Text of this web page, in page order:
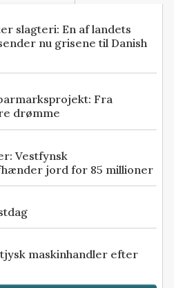
slagteri: En af landets
nu grisene til Danish
Fra
drømme
Vestfynsk
jord for 85 millioner
maskinhandler efter